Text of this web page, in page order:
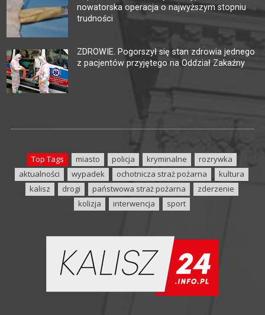
nowatorska operacja o najwyższym stopniu
trudności
ZDROWIE. Pogorszył się stan zdrowia jednego
z pacjentów przyjętego na Oddział Zakaźny
Top Tags miasto policja kryminalne
rozrywka
aktualności
wypadek ochotnicza straż pożarna
kultura
kalisz
drogi państwowa straż pożarna
zderzenie
kolizja
interwencja sport